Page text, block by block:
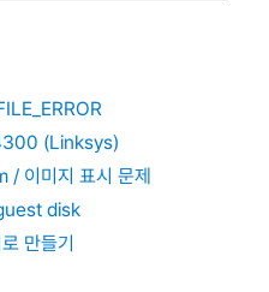
(Linksys)
이미지 표시 문제
disk
만들기